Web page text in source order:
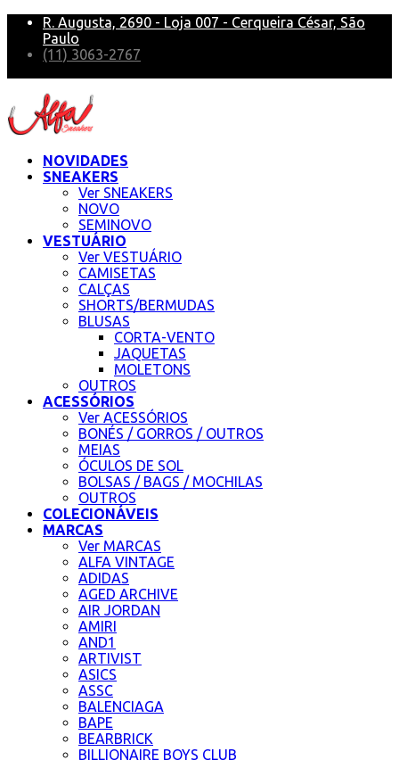
R. Augusta, 2690 - Loja 007 - Cerqueira César, São
Paulo
(11) 3063-2767
NOVIDADES
SNEAKERS
Ver SNEAKERS
NOVO
SEMINOVO
VESTUÁRIO
Ver VESTUÁRIO
CAMISETAS
CALÇAS
SHORTS/BERMUDAS
BLUSAS
CORTA-VENTO
JAQUETAS
MOLETONS
OUTROS
ACESSÓRIOS
Ver ACESSÓRIOS
BONÉS / GORROS / OUTROS
MEIAS
ÓCULOS DE SOL
BOLSAS / BAGS / MOCHILAS
OUTROS
COLECIONÁVEIS
MARCAS
Ver MARCAS
ALFA VINTAGE
ADIDAS
AGED ARCHIVE
AIR JORDAN
AMIRI
AND1
ARTIVIST
ASICS
ASSC
BALENCIAGA
BAPE
BEARBRICK
BILLIONAIRE BOYS CLUB